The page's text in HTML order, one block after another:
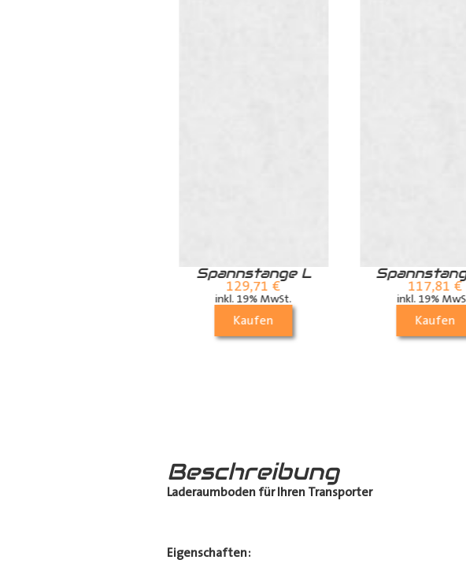
Spannstange M
117,81€
inkl. 19% MwSt.
Kaufen
Längs
82,11€
inkl. 19%
Beschreibung
Laderaumboden für Ihren Transporter
Eigenschaften: